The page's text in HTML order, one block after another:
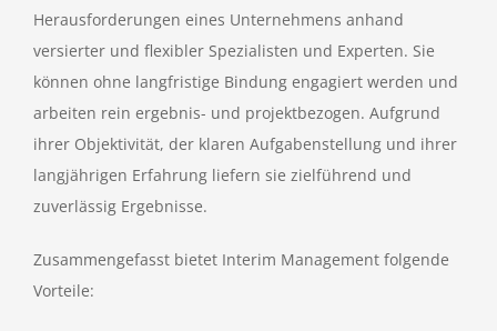
Herausforderungen eines Unternehmens anhand
versierter und flexibler Spezialisten und Experten. Sie
können ohne langfristige Bindung engagiert werden und
arbeiten rein ergebnis- und projektbezogen. Aufgrund
ihrer Objektivität, der klaren Aufgabenstellung und ihrer
langjährigen Erfahrung liefern sie zielführend und
zuverlässig Ergebnisse.
Zusammengefasst bietet Interim Management folgende
Vorteile: